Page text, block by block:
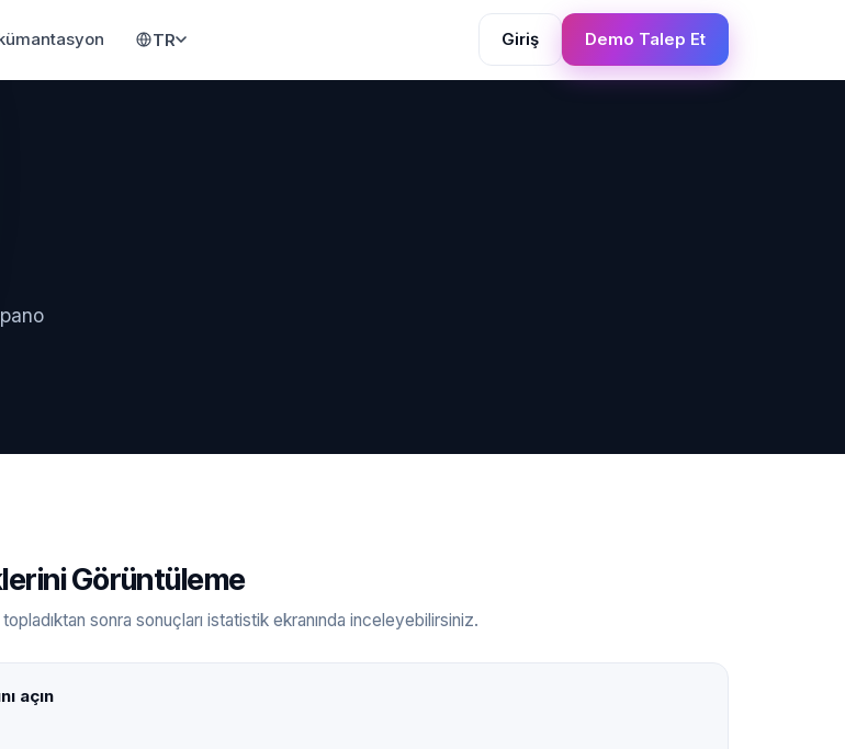
TR Giriş Demo Talep Et
Görüntüleme
topladıktan sonra sonuçları istatistik ekranında inceleyebilirsiniz.
açın